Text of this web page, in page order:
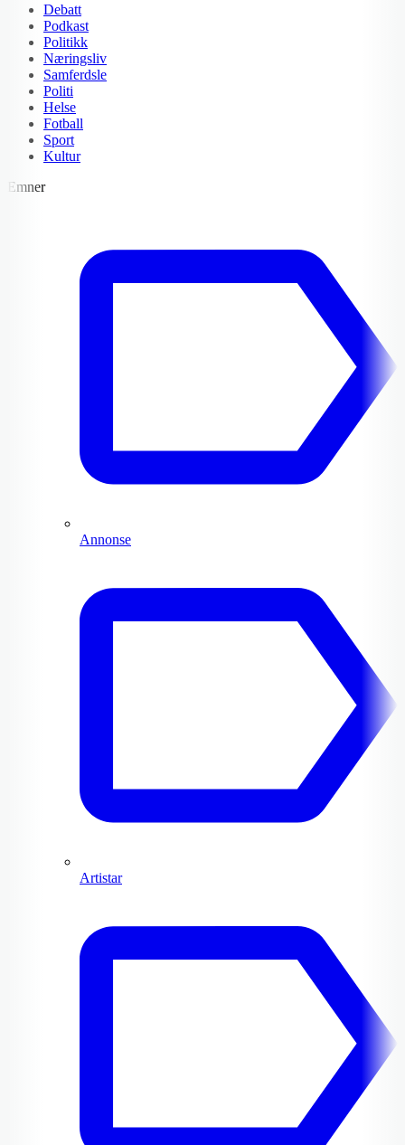
Debatt
Podkast
Politikk
Næringsliv
Samferdsle
Politi
Helse
Fotball
Sport
Kultur
Emner
Annonse
Artistar